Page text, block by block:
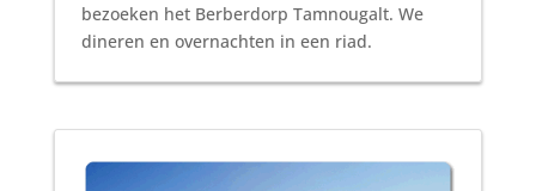
bezoeken het Berberdorp Tamnougalt. We
dineren en overnachten in een riad.